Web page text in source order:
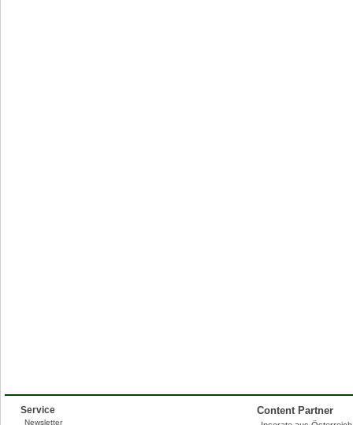
Service
Newsletter
Content Partner